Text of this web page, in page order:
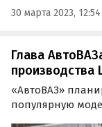
30 марта 2023, 12:54
Глава
производства
«АвтоВАЗ»
популярную